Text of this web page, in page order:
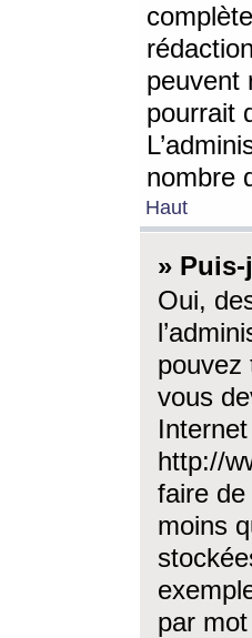
peuvent
pourrait
nombre
Haut
»
Oui,
pouvez
vous
http://
faire
moins
par